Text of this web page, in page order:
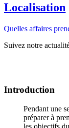
Localisation
Quelles affaires
Suivez notre
Introduction
Pendant une
préparer à
les objectifs